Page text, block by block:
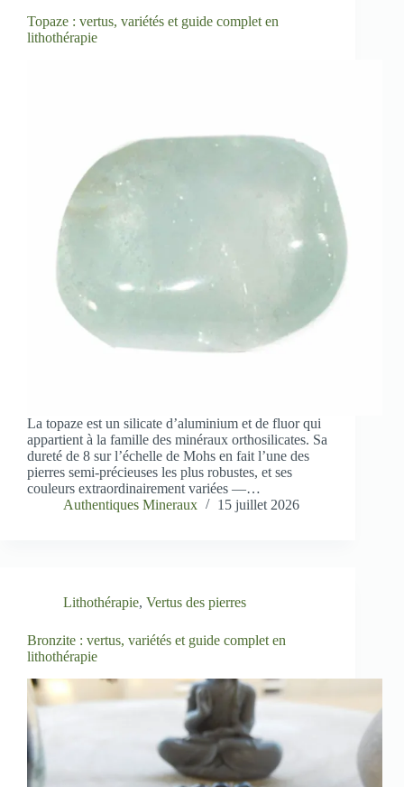
Topaze : vertus, variétés et guide complet en
lithothérapie
La topaze est un silicate d’aluminium et de fluor qui
appartient à la famille des minéraux orthosilicates. Sa
dureté de 8 sur l’échelle de Mohs en fait l’une des
pierres semi-précieuses les plus robustes, et ses
couleurs extraordinairement variées —…
Authentiques Mineraux
15 juillet 2026
Lithothérapie, Vertus des pierres
Bronzite : vertus, variétés et guide complet en
lithothérapie